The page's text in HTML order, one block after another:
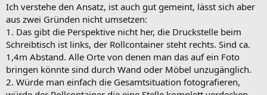
Ich verstehe den Ansatz, ist auch gut gemeint, lässt sich aber
aus zwei Gründen nicht umsetzen:
1. Das gibt die Perspektive nicht her, die Druckstelle beim
Schreibtisch ist links, der Rollcontainer steht rechts. Sind ca.
1,4m Abstand. Alle Orte von denen man das auf ein Foto
bringen könnte sind durch Wand oder Möbel unzugänglich.
2. Würde man einfach die Gesamtsituation fotografieren,